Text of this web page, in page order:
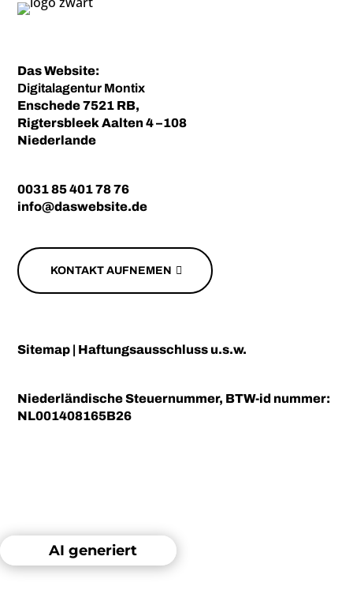
Das Website:
Digitalagentur Montix
Enschede 7521 RB,
Rigtersbleek Aalten 4 –108
Niederlande
0031 85 401 78 76
info@daswebsite.de
KONTAKT AUFNEMEN
Sitemap | Haftungsausschluss u.s.w.
Niederländische Steuernummer, BTW-id nummer:
NL001408165B26
AI generiert